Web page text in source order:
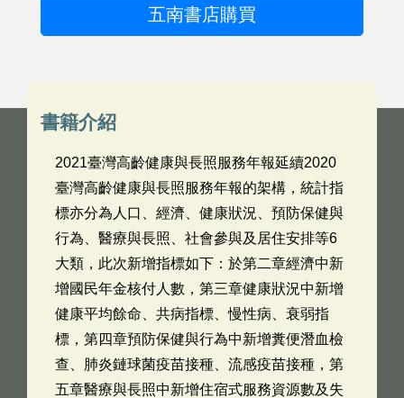
五南書店購買
書籍介紹
2021臺灣高齡健康與長照服務年報延續2020
臺灣高齡健康與長照服務年報的架構，統計指
標亦分為人口、經濟、健康狀況、預防保健與
行為、醫療與長照、社會參與及居住安排等6
大類，此次新增指標如下：於第二章經濟中新
增國民年金核付人數，第三章健康狀況中新增
健康平均餘命、共病指標、慢性病、衰弱指
標，第四章預防保健與行為中新增糞便潛血檢
查、肺炎鏈球菌疫苗接種、流感疫苗接種，第
五章醫療與長照中新增住宿式服務資源數及失